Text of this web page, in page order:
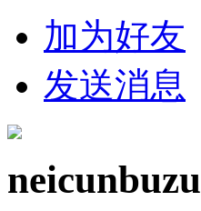
加为好友
发送消息
neicunbuzu